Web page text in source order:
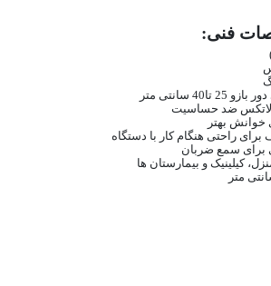
فنی:
سانتی متر
لاتکس ضد حساسیت
خوانش بهتر
راحتی هنگام کار با دستگاه
برای سمع ضربان
کیلینیک و بیمارستان ها